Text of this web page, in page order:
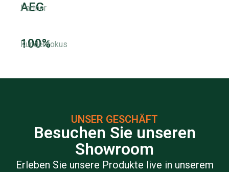
AEG
Partner
100%
Kundenfokus
UNSER GESCHÄFT
Besuchen Sie unseren
Showroom
Erleben Sie unsere Produkte live in unserem